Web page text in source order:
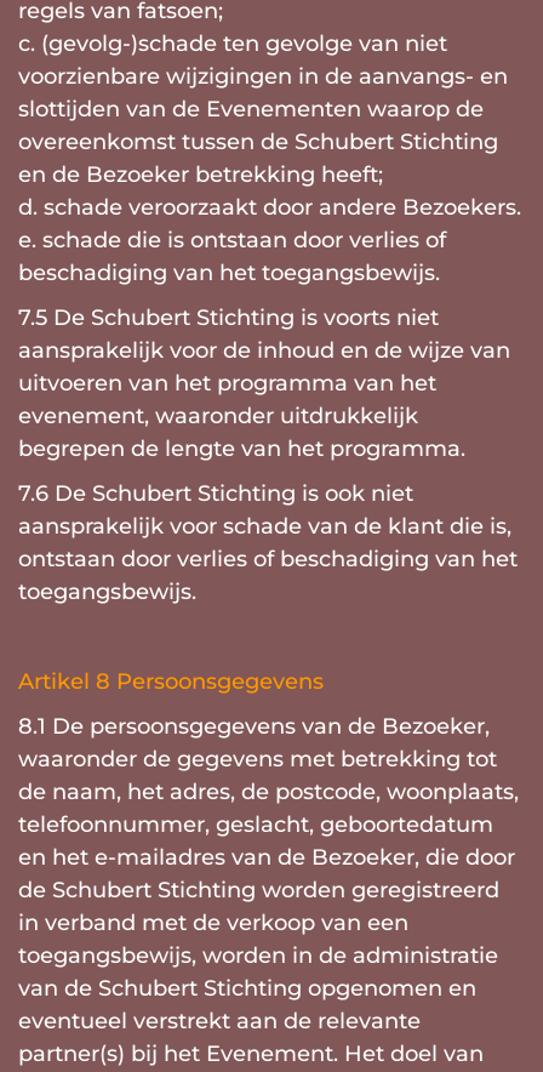
regels van fatsoen;
c. (gevolg-)schade ten gevolge van niet
voorzienbare wijzigingen in de aanvangs- en
slottijden van de Evenementen waarop de
overeenkomst tussen de Schubert Stichting
en de Bezoeker betrekking heeft;
d. schade veroorzaakt door andere Bezoekers.
e. schade die is ontstaan door verlies of
beschadiging van het toegangsbewijs.
7.5 De Schubert Stichting is voorts niet
aansprakelijk voor de inhoud en de wijze van
uitvoeren van het programma van het
evenement, waaronder uitdrukkelijk
begrepen de lengte van het programma.
7.6 De Schubert Stichting is ook niet
aansprakelijk voor schade van de klant die is,
ontstaan door verlies of beschadiging van het
toegangsbewijs.
Artikel 8 Persoonsgegevens
8.1 De persoonsgegevens van de Bezoeker,
waaronder de gegevens met betrekking tot
de naam, het adres, de postcode, woonplaats,
telefoonnummer, geslacht, geboortedatum
en het e-mailadres van de Bezoeker, die door
de Schubert Stichting worden geregistreerd
in verband met de verkoop van een
toegangsbewijs, worden in de administratie
van de Schubert Stichting opgenomen en
eventueel verstrekt aan de relevante
partner(s) bij het Evenement. Het doel van